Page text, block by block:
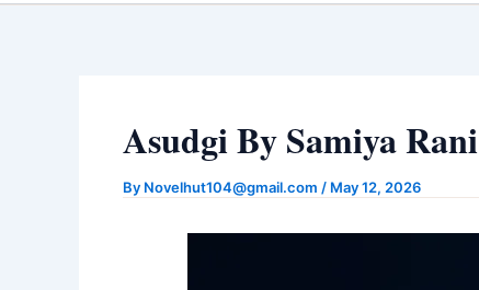
Asudgi By Samiya Rani
By Novelhut104@gmail.com / May 12, 2026